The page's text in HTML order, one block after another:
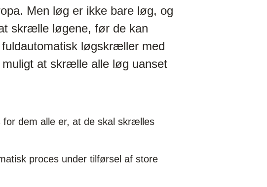
Men løg er ikke bare løg, og
skrælle løgene, før de kan
løgskræller med
at skrælle alle løg uanset
dem alle er, at de skal skrælles
proces under tilførsel af store